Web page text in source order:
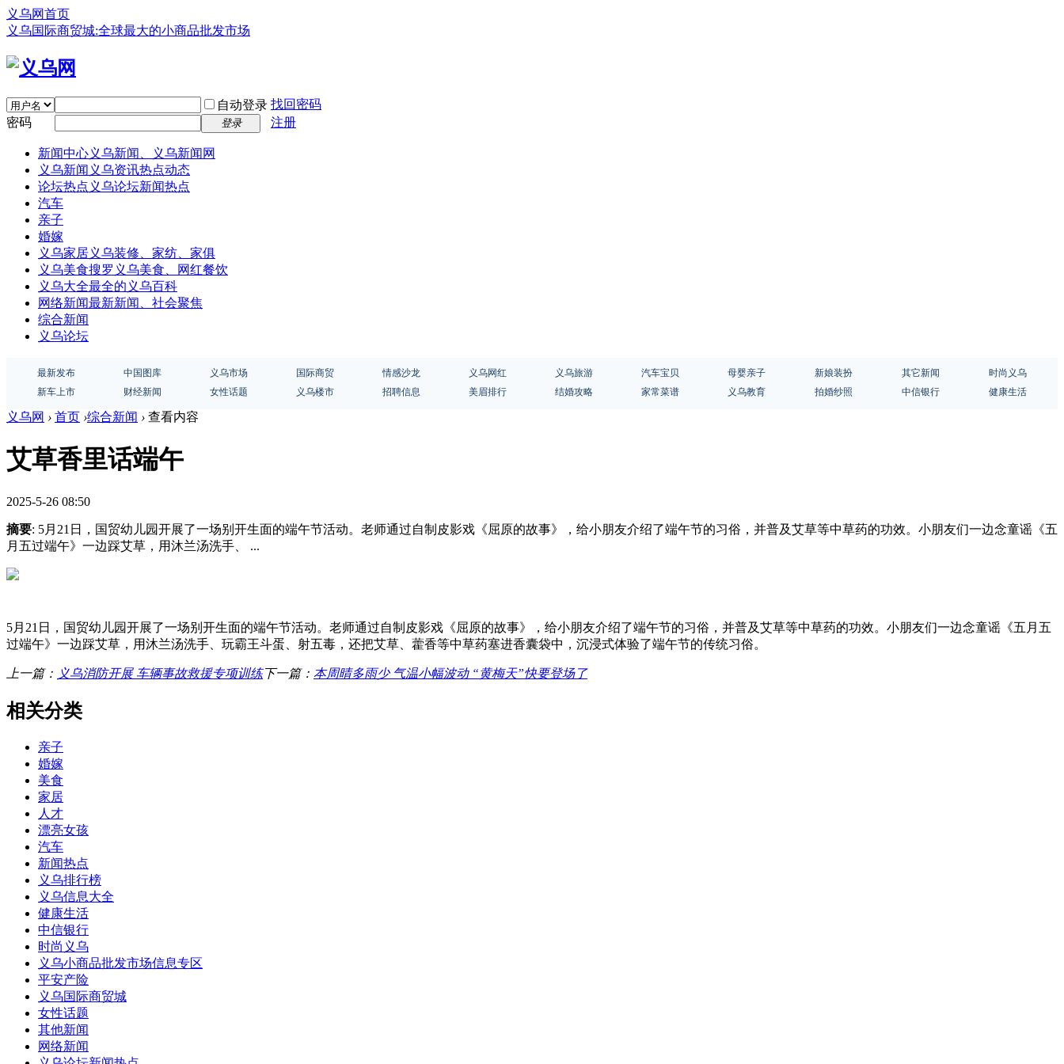
义乌网首页
义乌国际商贸城:全球最大的小商品批发市场
自动登录 找回密码
密码
登录 注册
新闻中心义乌新闻、义乌新闻网
义乌新闻 义乌资讯热点动态
论坛热点 义乌论坛新闻热点
汽车
亲子
婚嫁
义乌家居义乌装修、家纺、家俱
义乌美食搜罗义乌美食、网红餐饮
义乌大全最全的义乌百科
网络新闻最新新闻、社会聚焦
综合新闻
义乌论坛
最新发布 中国图库 义乌市场 国际商贸 情感沙龙 义乌网红 义乌旅游 汽车宝贝 母婴亲子 新娘装扮 其它新闻
时尚义乌
新车上市
财经新闻 女性话题 义乌楼市 招聘信息 美眉排行 结婚攻略 家常菜谱 义乌教育 拍婚纱照 中信银行 健康生活
义乌网 › 首页 ›综合新闻 › 查看内容
艾草香里话端午
2025-5-26 08:50
摘要: 5月21日，国贸幼儿园开展了一场别开生面的端午节活动。老师通过自制皮影戏《屈原的故事》，给小朋友介绍了端午节的习俗，并普及艾草等中草药的功效。小朋友们一边念童谣《五
月五过端午》一边踩艾草，用沐兰汤洗手、 ...
5月21日，国贸幼儿园开展了一场别开生面的端午节活动。老师通过自制皮影戏《屈原的故事》，给小朋友介绍了端午节的习俗，并普及艾草等中草药的功效。小朋友们一边念童谣《五月五
过端午》一边踩艾草，用沐兰汤洗手、玩霸王斗蛋、射五毒，还把艾草、藿香等中草药塞进香囊袋中，沉浸式体验了端午节的传统习俗。
上一篇： 义乌消防开展 车辆事故救援专项训练下一篇： 本周晴多雨少 气温小幅波动 “黄梅天”快要登场了
相关分类
亲子
婚嫁
美食
家居
人才
漂亮女孩
汽车
新闻热点
义乌排行榜
义乌信息大全
健康生活
中信银行
时尚义乌
义乌小商品批发市场信息专区
平安产险
义乌国际商贸城
女性话题
其他新闻
网络新闻